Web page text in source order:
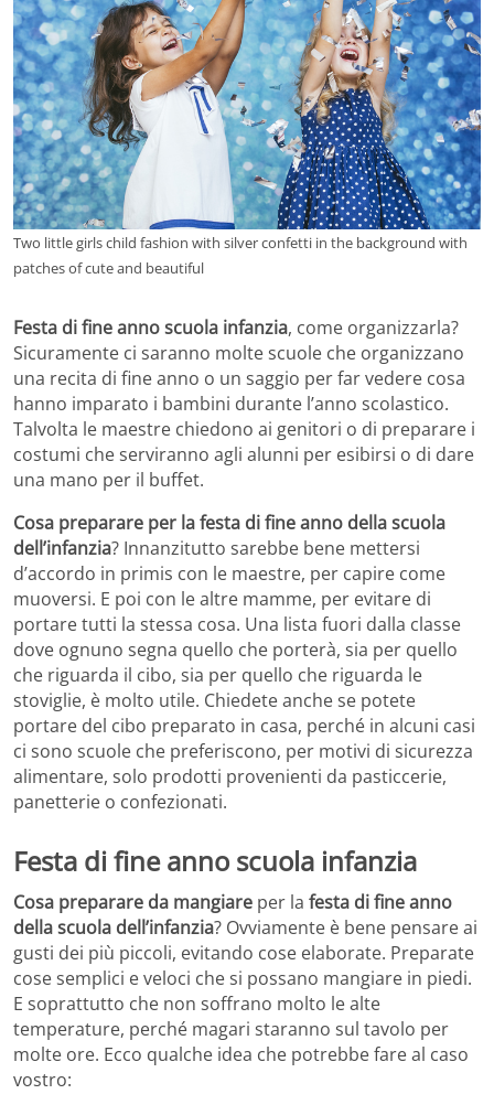
Two little girls child fashion with silver confetti in the background with
patches of cute and beautiful
Festa di fine anno scuola infanzia, come organizzarla?
Sicuramente ci saranno molte scuole che organizzano
una recita di fine anno o un saggio per far vedere cosa
hanno imparato i bambini durante l’anno scolastico.
Talvolta le maestre chiedono ai genitori o di preparare i
costumi che serviranno agli alunni per esibirsi o di dare
una mano per il buffet.
Cosa preparare per la festa di fine anno della scuola
dell’infanzia? Innanzitutto sarebbe bene mettersi
d’accordo in primis con le maestre, per capire come
muoversi. E poi con le altre mamme, per evitare di
portare tutti la stessa cosa. Una lista fuori dalla classe
dove ognuno segna quello che porterà, sia per quello
che riguarda il cibo, sia per quello che riguarda le
stoviglie, è molto utile. Chiedete anche se potete
portare del cibo preparato in casa, perché in alcuni casi
ci sono scuole che preferiscono, per motivi di sicurezza
alimentare, solo prodotti provenienti da pasticcerie,
panetterie o confezionati.
Festa di fine anno scuola infanzia
Cosa preparare da mangiare per la festa di fine anno
della scuola dell’infanzia? Ovviamente è bene pensare ai
gusti dei più piccoli, evitando cose elaborate. Preparate
cose semplici e veloci che si possano mangiare in piedi.
E soprattutto che non soffrano molto le alte
temperature, perché magari staranno sul tavolo per
molte ore. Ecco qualche idea che potrebbe fare al caso
vostro: